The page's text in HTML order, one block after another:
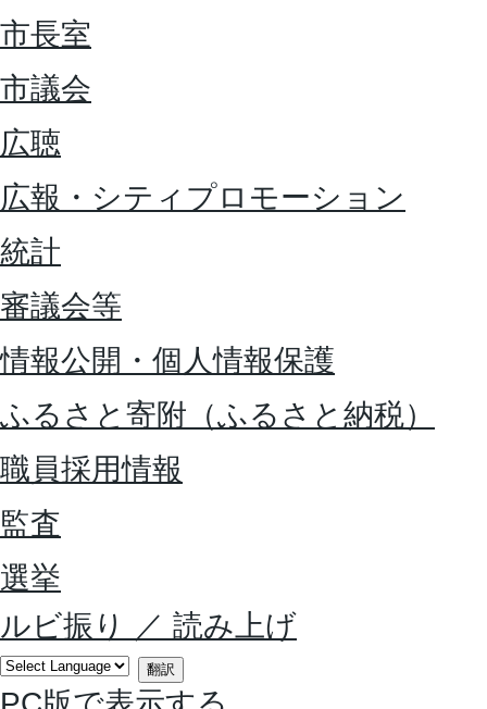
市長室
市議会
広聴
広報・シティプロモーション
統計
審議会等
情報公開・個人情報保護
ふるさと寄附（ふるさと納税）
職員採用情報
監査
選挙
ルビ振り
／ 読み上げ
翻訳